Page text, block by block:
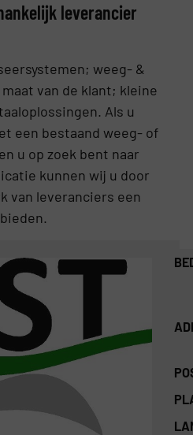
leverancier
weeg- &
van de klant; kleine
Als u
een bestaand weeg- of
u op zoek bent naar
kunnen wij u door
van leveranciers een